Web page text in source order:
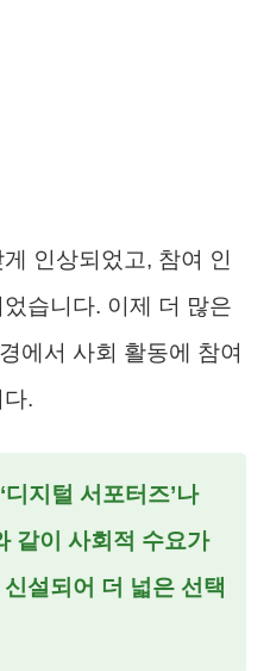
인상되었고, 참여 인
습니다. 이제 더 많은
에서 사회 활동에 참여
.
지털 서포터즈’나
같이 사회적 수요가
설되어 더 넓은 선택